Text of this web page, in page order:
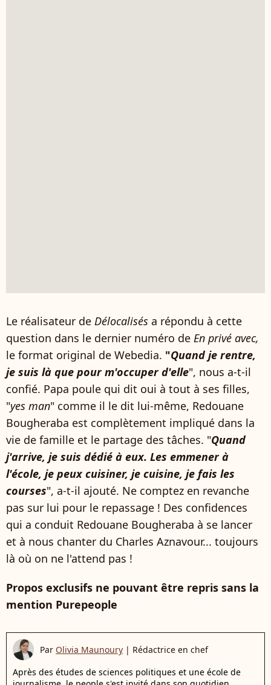
Le réalisateur de Délocalisés a répondu à cette
question dans le dernier numéro de En privé avec,
le format original de Webedia. "Quand je rentre,
je suis là que pour m'occuper d'elle", nous a-t-il
confié. Papa poule qui dit oui à tout à ses filles,
"yes man" comme il le dit lui-même, Redouane
Bougheraba est complètement impliqué dans la
vie de famille et le partage des tâches. "Quand
j'arrive, je suis dédié à eux. Les emmener à
l'école, je peux cuisiner, je cuisine, je fais les
courses", a-t-il ajouté. Ne comptez en revanche
pas sur lui pour le repassage ! Des confidences
qui a conduit Redouane Bougheraba à se lancer
et à nous chanter du Charles Aznavour... toujours
là où on ne l'attend pas !
Propos exclusifs ne pouvant être repris sans la
mention Purepeople
Par Olivia Maunoury | Rédactrice en chef
Après des études de sciences politiques et une école de